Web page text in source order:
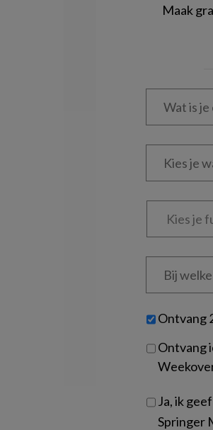
Maak
Wat
Kies
Kies
Bij
welke
je?
Untitled
Ontvang
Ontvang
Ja, ik
Springer